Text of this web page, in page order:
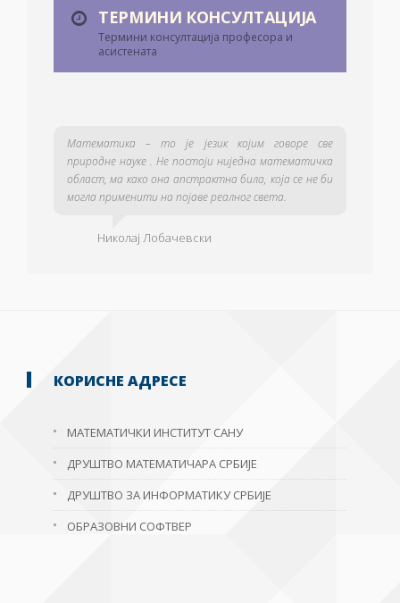
ТЕРМИНИ КОНСУЛТАЦИЈА
Термини консултација професора и
асистената
Математика – то је језик којим говоре све
природне науке . Не постоји ниједна математичка
област, ма како она апстрактна била, која се не би
могла применити на појаве реалног света.
Николај Лобачевски
КОРИСНЕ АДРЕСЕ
МАТЕМАТИЧКИ ИНСТИТУТ САНУ
ДРУШТВО МАТЕМАТИЧАРА СРБИЈЕ
ДРУШТВО ЗА ИНФОРМАТИКУ СРБИЈЕ
ОБРАЗОВНИ СОФТВЕР